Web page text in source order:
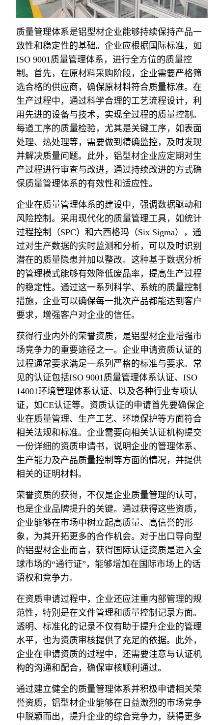
质量管理体系是铝型材企业能够持续保持产品一
致性和稳定性的基础。企业应根据国际标准，如
ISO 9001质量管理体系，进行全方位的质量控
制。首先，在原材料采购阶段，企业需要严格筛
选合格的供应商，确保原材料符合质量标准。在
生产过程中，通过科学合理的工艺流程设计，利
用先进的设备与技术，实现全过程的质量控制。
每道工序的质量检验，尤其是关键工序，如表面
处理、热处理等，需要做到精确监控，及时发现
并解决质量问题。此外，铝型材企业应定期对生
产过程进行审查与改进，通过持续改进的方式确
保质量管理体系的有效性和适应性。
企业在质量管理体系的建设中，强调数据驱动和
风险控制。采用现代化的质量管理工具，如统计
过程控制（SPC）和六西格玛（Six Sigma），通
过对生产数据的实时监测和分析，可以及时识别
潜在的质量隐患并加以整改。这种基于数据分析
的管理模式能够有效降低废品率，提高生产过程
的稳定性。通过这一系列科学、系统的质量控制
措施，企业可以确保每一批次产品都能达到客户
要求，增强客户对企业的信任。
获得行业内外的荣誉资质，是铝型材企业增强市
场竞争力的重要途径之一。企业申请资质认证的
过程通常要求满足一系列严格的标准与要求。常
见的认证包括ISO 9001质量管理体系认证、ISO
14001环境管理体系认证、以及各种行业专项认
证，如CE认证等。资质认证的申请首先要确保企
业在质量管理、生产工艺、环境保护等方面符合
相关法规和标准。企业需要向相关认证机构提交
一份详细的资质申请书，说明企业的管理体系、
生产能力及产品质量控制等方面的情况，并提供
相关的证明材料。
荣誉资质的获得，不仅是企业质量管理的认可，
也是企业品牌提升的关键。通过获得这些资质，
企业能够在市场中树立起高质量、高信誉的形
象，为其开拓更多的合作机会。对于出口导向型
的铝型材企业而言，获得国际认证资质是进入全
球市场的“通行证”，能够增加在国际市场上的话
语权和竞争力。
在资质申请过程中，企业还应注重内部管理的规
范性，特别是在文件管理和质量控制记录方面。
透明、标准化的记录不仅有助于提升企业的管理
水平，也为资质审核提供了充足的依据。此外，
企业在申请资质的过程中，还需要注意与认证机
构的沟通和配合，确保审核顺利通过。
通过建立健全的质量管理体系并积极申请相关荣
誉资质，铝型材企业能够在日益激烈的市场竞争
中脱颖而出，提升企业的综合竞争力，获得更多